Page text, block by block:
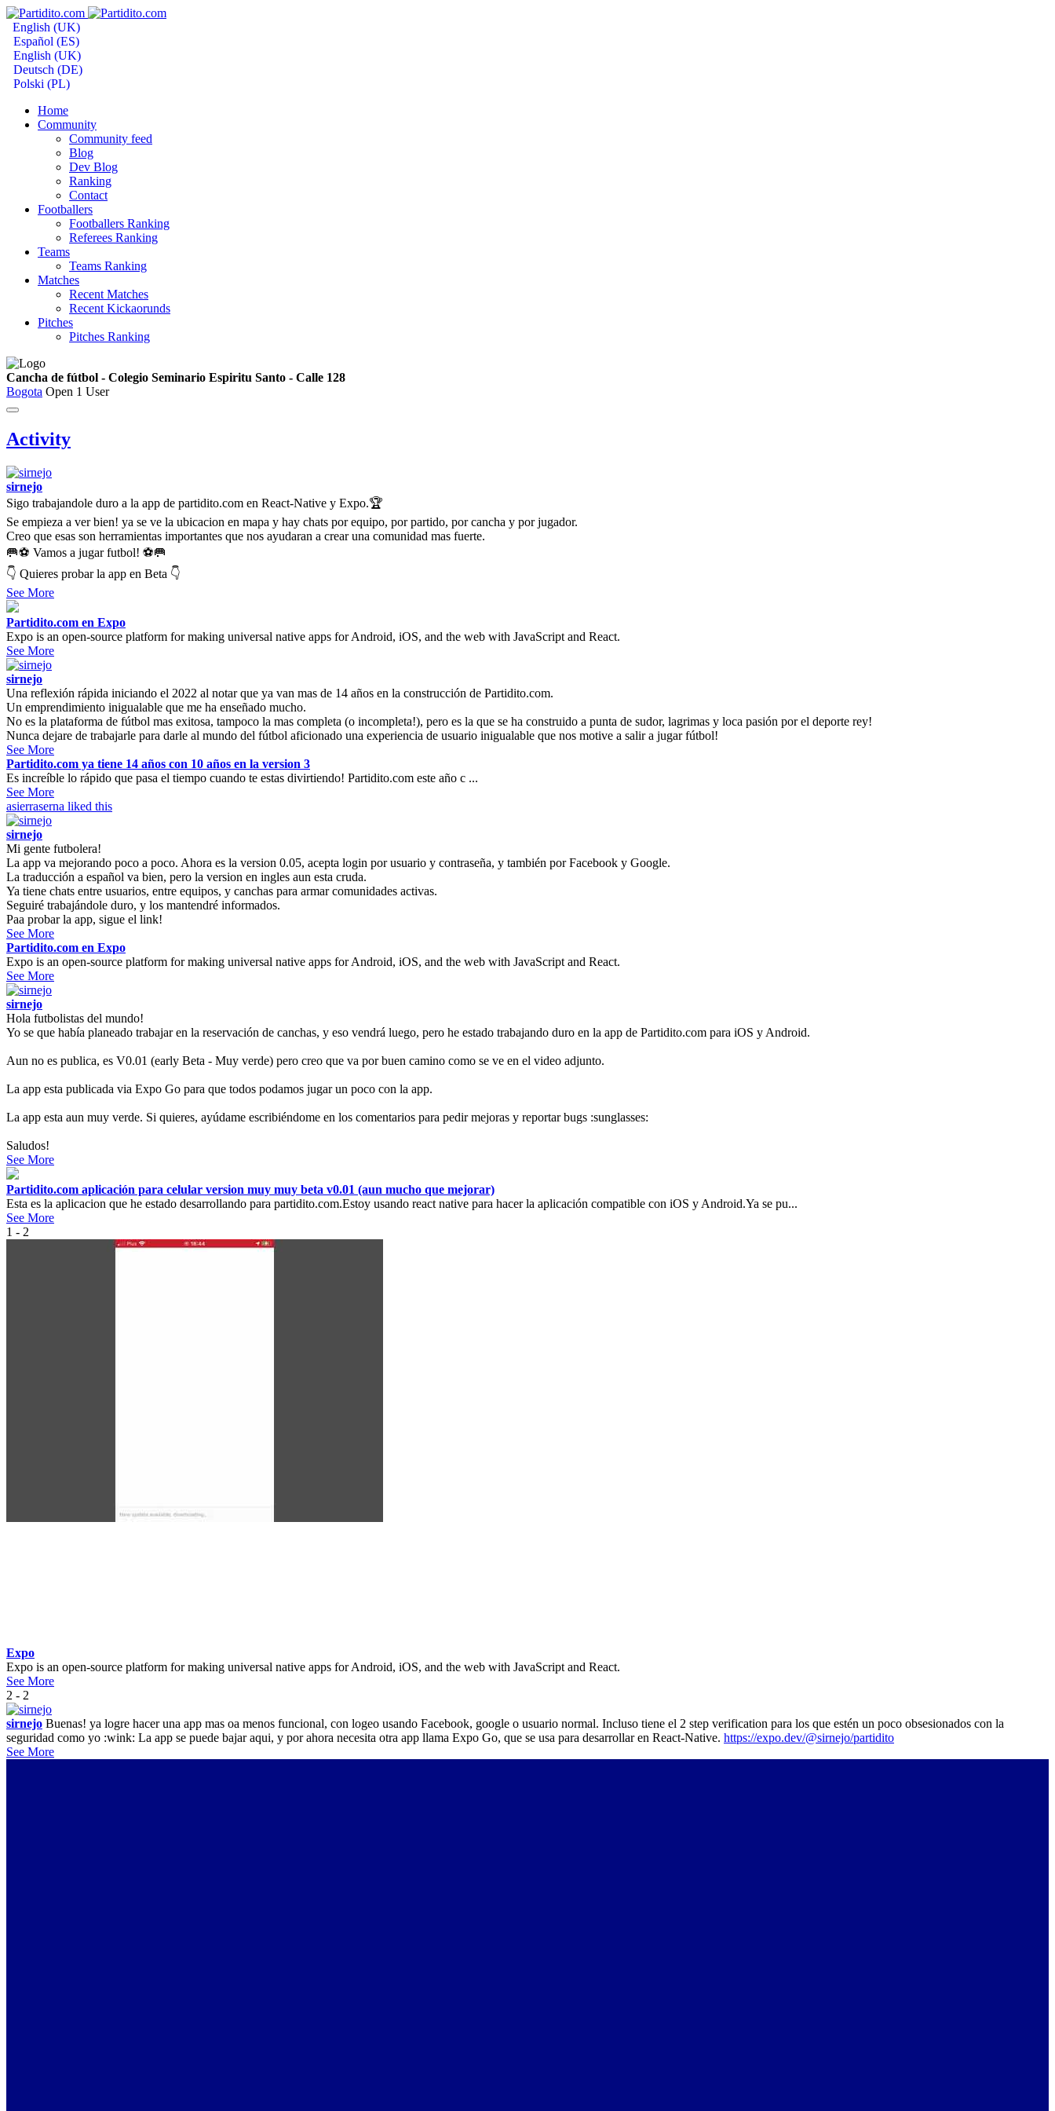
English (UK)
Español (ES)
English (UK)
Deutsch (DE)
Polski (PL)
Home
Community
Community feed
Blog
Dev Blog
Ranking
Contact
Footballers
Footballers Ranking
Referees Ranking
Teams
Teams Ranking
Matches
Recent Matches
Recent Kickaorunds
Pitches
Pitches Ranking
Cancha de fútbol - Colegio Seminario Espiritu Santo - Calle 128
Bogota Open 1 User
Activity
sirnejo
Sigo trabajandole duro a la app de partidito.com en React-Native y Expo.🏆
Se empieza a ver bien! ya se ve la ubicacion en mapa y hay chats por equipo, por partido, por cancha y por jugador.
Creo que esas son herramientas importantes que nos ayudaran a crear una comunidad mas fuerte.
🥅⚽ Vamos a jugar futbol! ⚽🥅
👇 Quieres probar la app en Beta 👇
See More
Partidito.com en Expo
Expo is an open-source platform for making universal native apps for Android, iOS, and the web with JavaScript and React.
See More
sirnejo
Una reflexión rápida iniciando el 2022 al notar que ya van mas de 14 años en la construcción de Partidito.com.
Un emprendimiento inigualable que me ha enseñado mucho.
No es la plataforma de fútbol mas exitosa, tampoco la mas completa (o incompleta!), pero es la que se ha construido a punta de sudor, lagrimas y loca pasión por el deporte rey!
Nunca dejare de trabajarle para darle al mundo del fútbol aficionado una experiencia de usuario inigualable que nos motive a salir a jugar fútbol!
See More
Partidito.com ya tiene 14 años con 10 años en la version 3
Es increíble lo rápido que pasa el tiempo cuando te estas divirtiendo! Partidito.com este año c ...
See More
asierraserna liked this
sirnejo
Mi gente futbolera!
La app va mejorando poco a poco. Ahora es la version 0.05, acepta login por usuario y contraseña, y también por Facebook y Google.
La traducción a español va bien, pero la version en ingles aun esta cruda.
Ya tiene chats entre usuarios, entre equipos, y canchas para armar comunidades activas.
Seguiré trabajándole duro, y los mantendré informados.
Paa probar la app, sigue el link!
See More
Partidito.com en Expo
Expo is an open-source platform for making universal native apps for Android, iOS, and the web with JavaScript and React.
See More
sirnejo
Hola futbolistas del mundo!
Yo se que había planeado trabajar en la reservación de canchas, y eso vendrá luego, pero he estado trabajando duro en la app de Partidito.com para iOS y Android.
Aun no es publica, es V0.01 (early Beta - Muy verde) pero creo que va por buen camino como se ve en el video adjunto.
La app esta publicada via Expo Go para que todos podamos jugar un poco con la app.
La app esta aun muy verde. Si quieres, ayúdame escribiéndome en los comentarios para pedir mejoras y reportar bugs :sunglasses:
Saludos!
See More
Partidito.com aplicación para celular version muy muy beta v0.01 (aun mucho que mejorar)
Esta es la aplicacion que he estado desarrollando para partidito.com.Estoy usando react native para hacer la aplicación compatible con iOS y Android.Ya se pu...
See More
1 - 2
Expo
Expo is an open-source platform for making universal native apps for Android, iOS, and the web with JavaScript and React.
See More
2 - 2
sirnejo Buenas! ya logre hacer una app mas oa menos funcional, con logeo usando Facebook, google o usuario normal. Incluso tiene el 2 step verification para los que estén un poco obsesionados con la
seguridad como yo :wink: La app se puede bajar aqui, y por ahora necesita otra app llama Expo Go, que se usa para desarrollar en React-Native. https://expo.dev/@sirnejo/partidito
See More